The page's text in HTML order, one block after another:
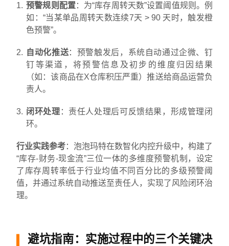
预警规则配置：为“库存周转天数”设置阈值规则。例
如：“当某单品周转天数连续7天 > 90 天时，触发橙
色预警”。
自动化推送：预警触发后，系统自动通过企微、钉
钉等渠道，将预警信息及初步的维度归因结果
（如：该商品在X仓库积压严重）推送给商品运营负
责人。
闭环处理 ：责任人处理后可反馈结果，形成管理闭
环。
行业实践参考：泡泡玛特在数智化内控升级中，构建了
“库存-财务-现金流”三位一体的多维度预警机制，设定
了库存周转率低于行业均值不同百分比的多级预警阈
值，并通过系统自动推送至责任人，实现了风险闭环治
理。
避坑指南：实施过程中的三个关键决